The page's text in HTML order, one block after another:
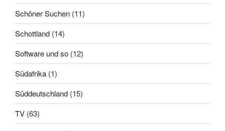
Schöner Suchen (11)
Schottland (14)
Software und so (12)
Südafrika (1)
Süddeutschland (15)
TV (63)